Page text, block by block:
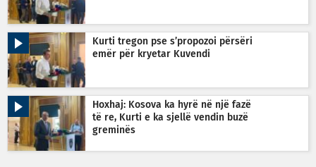
Kurti tregon pse s’propozoi përsëri
emër për kryetar Kuvendi
Hoxhaj: Kosova ka hyrë në një fazë
të re, Kurti e ka sjellë vendin buzë
greminës